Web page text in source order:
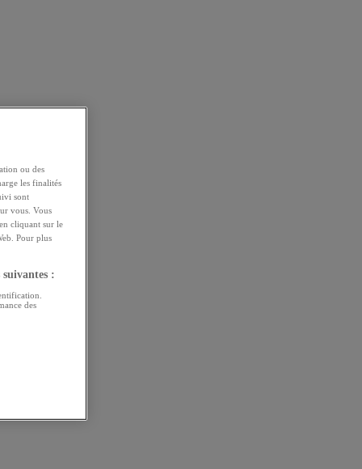
ou des
les finalités
sont
vous. Vous
cliquant sur le
Pour plus
suivantes :
des